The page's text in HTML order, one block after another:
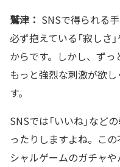
鷲津： SNSで得られる
必ず抱えている「寂しさ
からです。しかし、ずっ
もっと強烈な刺激が欲
す。
SNSでは「いいね」など
ったりしますよね。この
シャルゲームのガチャ